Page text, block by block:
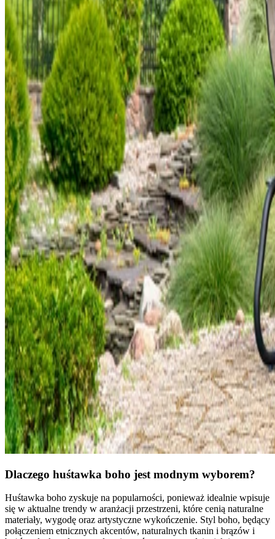
Dlaczego huśtawka boho jest modnym wyborem?
Huśtawka boho zyskuje na popularności, ponieważ idealnie wpisuje
się w aktualne trendy w aranżacji przestrzeni, które cenią naturalne
materiały, wygodę oraz artystyczne wykończenie. Styl boho, będący
połączeniem etnicznych akcentów, naturalnych tkanin i brązów i